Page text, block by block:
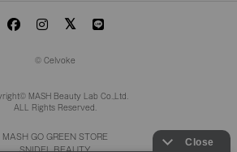
© Celvoke
MASH Beauty Lab Co.,Ltd.
ALL Rights Reserved.
MASH GO GREEN STORE
SNIDEL BEAUTY